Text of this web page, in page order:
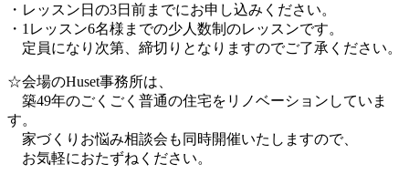
・レッスン日の3日前までにお申し込みください。
・1レッスン6名様までの少人数制のレッスンです。
定員になり次第、締切りとなりますのでご了承ください。
☆会場のHuset事務所は、
築49年のごくごく普通の住宅をリノベーションしていま
す。
家づくりお悩み相談会も同時開催いたしますので、
お気軽におたずねください。